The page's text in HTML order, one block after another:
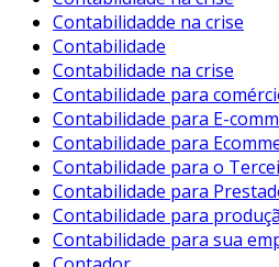
Contabilidadde na crise
Contabilidade
Contabilidade na crise
Contabilidade para
Contabilidade para E-
Contabilidade para
Contabilidade para o
Contabilidade para
Contabilidade para
Contabilidade para sua